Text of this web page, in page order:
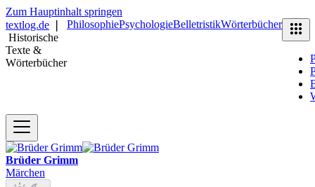
Zum Hauptinhalt springen
textlog.de
Historische
Texte &
Wörterbücher
PhilosophiePsychologieBelletristikWörterbücher
Brüder Grimm
Märchen